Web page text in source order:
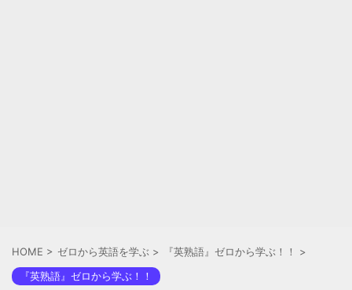
HOME > ゼロから英語を学ぶ > 『英熟語』ゼロから学ぶ！！
>
『英熟語』ゼロから学ぶ！！